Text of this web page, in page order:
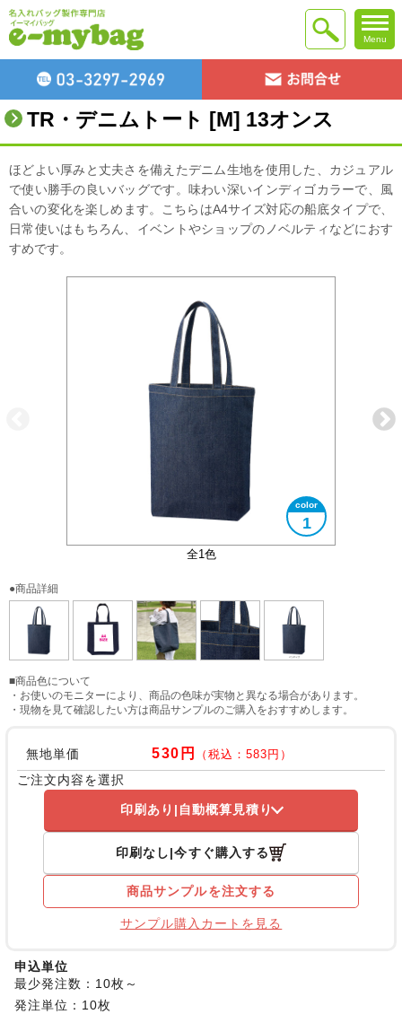
Menu
TR・デニムトート [M] 13オンス
ほどよい厚みと丈夫さを備えたデニム生地を使用した、カジュアル
で使い勝手の良いバッグです。味わい深いインディゴカラーで、風
合いの変化を楽しめます。こちらはA4サイズ対応の船底タイプで、
日常使いはもちろん、イベントやショップのノベルティなどにおす
すめです。
全1色
1
A4サイズ対応
大きさイメージ
ベージュステッチ
●商品詳細
■商品色について
・お使いのモニターにより、商品の色味が実物と異なる場合があります。
・現物を見て確認したい方は商品サンプルのご購入をおすすめします。
無地単価 530円 （税込：583円）
ご注文内容を選択
印刷あり 自動概算見積り
印刷なし 今すぐ購入する
商品サンプルを注文する
サンプル購入カートを見る
申込単位
最少発注数：10枚～
発注単位：10枚